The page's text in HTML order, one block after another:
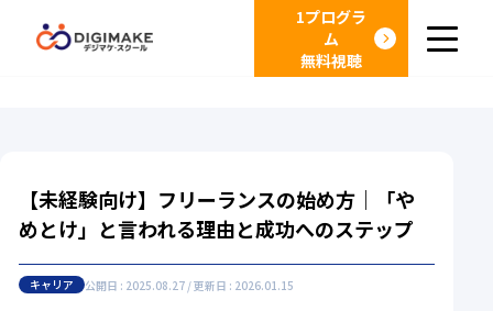
1プログラ
ム
無料視聴
【未経験向け】フリーランスの始め方｜「や
めとけ」と言われる理由と成功へのステップ
キャリア 公開日 : 2025.08.27 / 更新日 : 2026.01.15